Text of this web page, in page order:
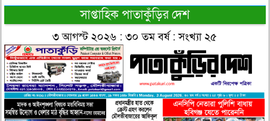
সাপ্তাহিক পাতাকুঁড়ির দেশ
৩ আগস্ট ২০২৬ : ৩০ তম বর্ষ : সংখ্যা ২৫